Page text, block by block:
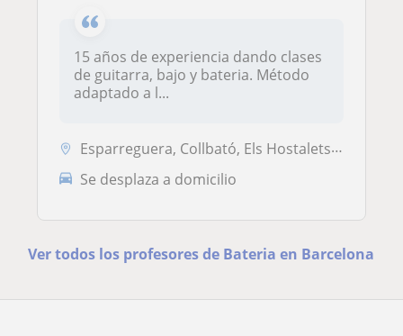
15 años de experiencia dando clases
de guitarra, bajo y bateria. Método
adaptado a l...
Esparreguera, Collbató, Els Hostalets de Pierola, Olesa de Montserrat,...
Se desplaza a domicilio
Ver todos los profesores de Bateria en Barcelona